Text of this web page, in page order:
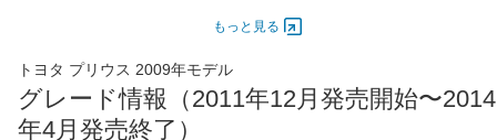
最高トルク 142 [14.5]/ 4,000
過給機 -
もっと見る
トヨタ プリウス 2009年モデル
グレード情報（2011年12月発売開始〜2014
年4月発売終了）